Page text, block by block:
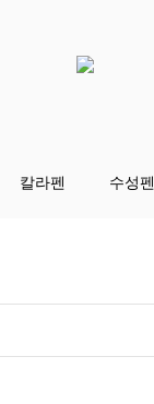
칼라펜 수성펜